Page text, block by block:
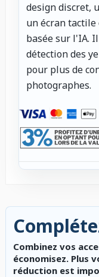
design discret,
un écran
basée sur l'IA.
détection des
pour plus de
photographes.
Combinez vos
économisez. Plus
réduction est